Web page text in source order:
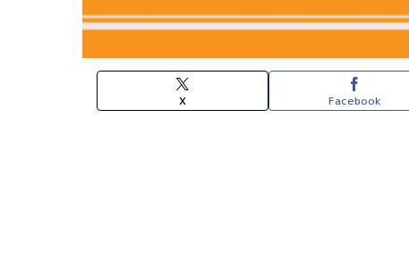
X Facebook